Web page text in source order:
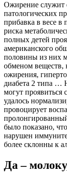
Ожирение служит
патологических
прибавка в весе в
риска
полных детей
американского
половины из них
обменом веществ,
ожирения,
диабета 2 типа …
могут проявиться
удалось
провоцирует
было показано,
нарушен
более склонны к
Да –